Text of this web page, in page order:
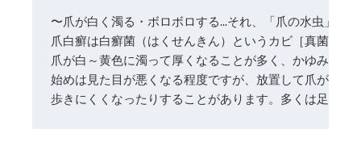
爪白癬は白癬菌（はくせんきん）というカビ［真菌（
爪が白～黄色に濁って厚くなることが多く、かゆみはあ
始めは見た目が悪くなる程度ですが、放置して爪が厚
歩きにくくなったりすることがあります。多くは足白